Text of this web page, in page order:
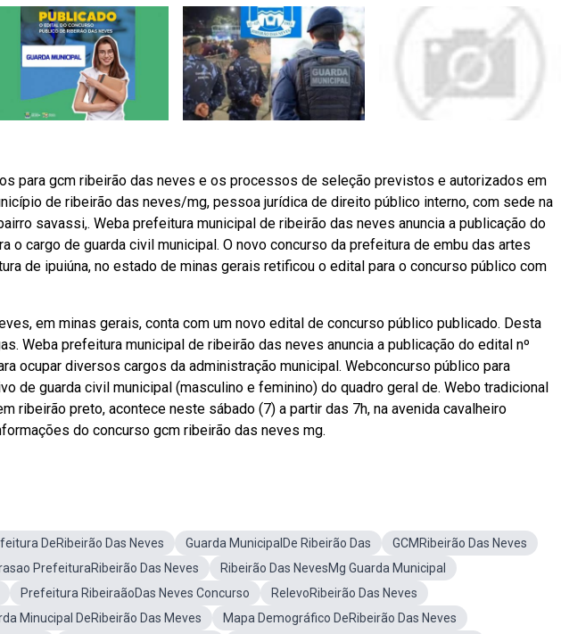
para gcm ribeirão das neves e os processos de seleção previstos e autorizados em
de ribeirão das neves/mg, pessoa jurídica de direito público interno, com sede na
savassi,. Weba prefeitura municipal de ribeirão das neves anuncia a publicação do
o cargo de guarda civil municipal. O novo concurso da prefeitura de embu das artes
de ipuiúna, no estado de minas gerais retificou o edital para o concurso público com
em minas gerais, conta com um novo edital de concurso público publicado. Desta
Weba prefeitura municipal de ribeirão das neves anuncia a publicação do edital nº
ocupar diversos cargos da administração municipal. Webconcurso público para
de guarda civil municipal (masculino e feminino) do quadro geral de. Webo tradicional
ribeirão preto, acontece neste sábado (7) a partir das 7h, na avenida cavalheiro
do concurso gcm ribeirão das neves mg.
DeRibeirão Das Neves Guarda MunicipalDe Ribeirão Das
GCMRibeirão Das Neves
PrefeituraRibeirão Das Neves
Ribeirão Das NevesMg Guarda Municipal
Prefeitura RibeiraãoDas Neves Concurso
RelevoRibeirão Das Neves
Minucipal DeRibeirão Das Meves
Mapa Demográfico DeRibeirão Das Neves